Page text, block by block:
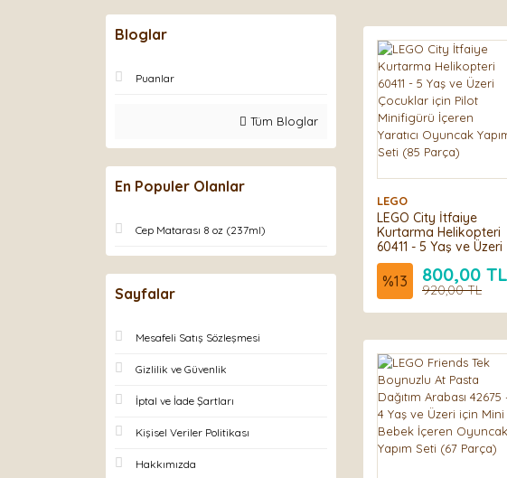
Bloglar
Puanlar
Tüm Bloglar
En Populer Olanlar
Cep Matarası 8 oz (237ml)
Sayfalar
Mesafeli Satış Sözleşmesi
Gizlilik ve Güvenlik
İptal ve İade Şartları
Kişisel Veriler Politikası
Hakkımızda
LEGO
LEGO City İtfaiye
Kurtarma Helikopteri
60411 - 5 Yaş ve Üzeri
Çocuklar için Pilot
Minifigürü İçeren
Yaratıcı Oyuncak
Yapım Seti (85 Parça)
%13 800,00 TL
920,00 TL